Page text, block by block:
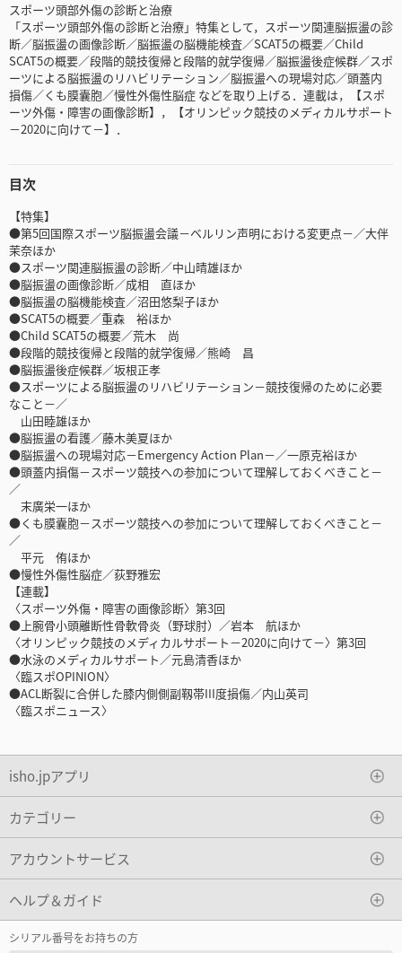
スポーツ頭部外傷の診断と治療
「スポーツ頭部外傷の診断と治療」特集として，スポーツ関連脳振盪の診
断／脳振盪の画像診断／脳振盪の脳機能検査／SCAT5の概要／Child
SCAT5の概要／段階的競技復帰と段階的就学復帰／脳振盪後症候群／スポ
ーツによる脳振盪のリハビリテーション／脳振盪への現場対応／頭蓋内
損傷／くも膜囊胞／慢性外傷性脳症 などを取り上げる．連載は，【スポ
ーツ外傷・障害の画像診断】，【オリンピック競技のメディカルサポート
－2020に向けて－】．
目次
【特集】
●第5回国際スポーツ脳振盪会議－ベルリン声明における変更点－／大伴
茉奈ほか
●スポーツ関連脳振盪の診断／中山晴雄ほか
●脳振盪の画像診断／成相 直ほか
●脳振盪の脳機能検査／沼田悠梨子ほか
●SCAT5の概要／重森 裕ほか
●Child SCAT5の概要／荒木 尚
●段階的競技復帰と段階的就学復帰／熊崎 昌
●脳振盪後症候群／坂根正孝
●スポーツによる脳振盪のリハビリテーション－競技復帰のために必要
なこと－／
山田睦雄ほか
●脳振盪の看護／藤木美夏ほか
●脳振盪への現場対応－Emergency Action Plan－／一原克裕ほか
●頭蓋内損傷－スポーツ競技への参加について理解しておくべきこと－
／
末廣栄一ほか
●くも膜囊胞－スポーツ競技への参加について理解しておくべきこと－
／
平元 侑ほか
●慢性外傷性脳症／荻野雅宏
【連載】
〈スポーツ外傷・障害の画像診断〉第3回
●上腕骨小頭離断性骨軟骨炎（野球肘）／岩本 航ほか
〈オリンピック競技のメディカルサポート－2020に向けて－〉第3回
●水泳のメディカルサポート／元島清香ほか
〈臨スポOPINION〉
●ACL断裂に合併した膝内側側副靱帯III度損傷／内山英司
〈臨スポニュース〉
isho.jpアプリ
カテゴリー
アカウントサービス
ヘルプ＆ガイド
シリアル番号をお持ちの方